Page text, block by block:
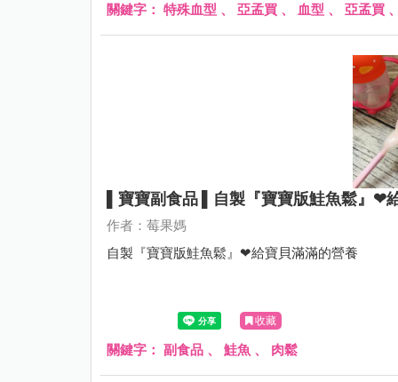
關鍵字： 特殊血型 、 亞孟買 、 血型 、 亞孟買
▌寶寶副食品 ▌自製『寶寶版鮭魚鬆』❤
作者：莓果媽
自製『寶寶版鮭魚鬆』❤給寶貝滿滿的營養
收藏
關鍵字： 副食品 、 鮭魚 、 肉鬆